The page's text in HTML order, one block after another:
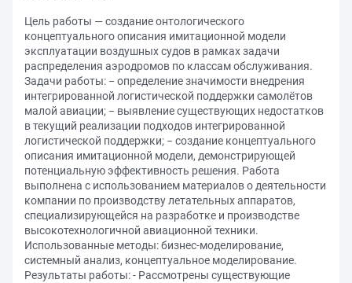
Цель работы — создание онтологического
концептуального описания имитационной модели
эксплуатации воздушных судов в рамках задачи
распределения аэродромов по классам обслуживания.
Задачи работы: − определение значимости внедрения
интегрированной логистической поддержки самолётов
малой авиации; − выявление существующих недостатков
в текущий реализации подходов интегрированной
логистической поддержки; − создание концептуального
описания имитационной модели, демонстрирующей
потенциальную эффективность решения. Работа
выполнена с использованием материалов о деятельности
компании по производству летательных аппаратов,
специализирующейся на разработке и производстве
высокотехнологичной авиационной техники.
Использованные методы: бизнес-моделирование,
системный анализ, концептуальное моделирование.
Результаты работы: - Рассмотрены существующие